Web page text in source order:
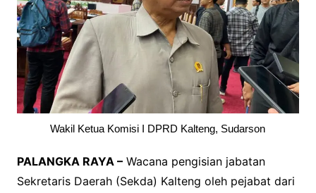
Wakil Ketua Komisi I DPRD Kalteng, Sudarson
PALANGKA RAYA –Wacana pengisian jabatan
Sekretaris Daerah (Sekda) Kalteng oleh pejabat dari